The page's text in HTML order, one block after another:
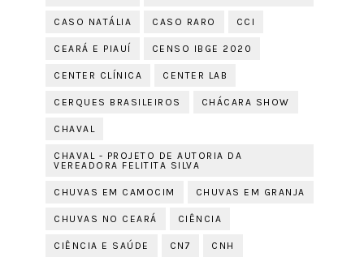
CASO NATÁLIA CASO RARO CCI
CEARÁ E PIAUÍ CENSO IBGE 2020
CENTER CLÍNICA CENTER LAB
CERQUES BRASILEIROS CHÁCARA SHOW
CHAVAL
CHAVAL - PROJETO DE AUTORIA DA
VEREADORA FELITITA SILVA
CHUVAS EM CAMOCIM CHUVAS EM GRANJA
CHUVAS NO CEARÁ CIÊNCIA
CIÊNCIA E SAÚDE CN7 CNH